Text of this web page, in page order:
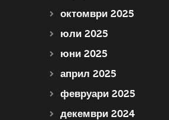
октомври 2025
юли 2025
юни 2025
април 2025
февруари 2025
декември 2024